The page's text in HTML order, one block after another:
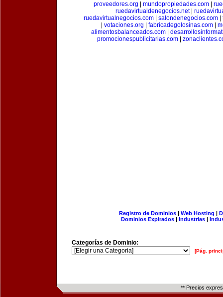
proveedores.org
mundopropiedades.com
ruedavirtualdenegocios.net|
ruedavirtualnegocios.com| salondenegocios.com|
votaciones.org fabricadegolosinas.com
alimentosbalanceados.com
promocionespublicitarias.com|
Registro de Dominios| Web Hosting |
Dominios Expirados | Industrias |
Categorías de Dominio:
[Pág.
** Precios